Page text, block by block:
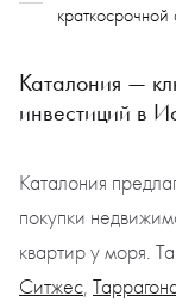
краткосрочной
Каталония —
инвестиций в
Каталония
покупки
квартир у моря.
Ситжес,